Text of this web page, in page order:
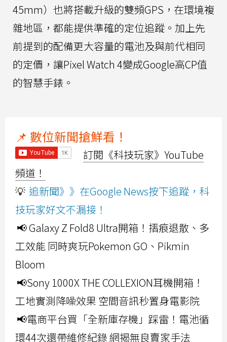
45mm）也將搭載升級的雙頻GPS，在環境複
雜地區，都能提供準確的定位追蹤。加上先
前提到的配備更大容量的電池及與前代相同
的定價，讓Pixel Watch 4變成Google高CP值
的智慧手錶。
📌 數位新聞搶鮮看！
訂閱《科技玩家》YouTube
頻道！
💡 追新聞》》在Google News按下追蹤，科
技玩家好文不漏接！
📢 Galaxy Z Fold8 Ultra開箱！摺痕退散、多
工效能 同時爽玩Pokemon GO、Pikmin
Bloom
📢Sony 1000X THE COLLEXION耳機開箱！
工地實測降噪效果 空間音訊秒置身電影院
📢電商平台買「全新庫存機」踩雷！電池循
環44次還帶維修紀錄 網揭無良賣家手法